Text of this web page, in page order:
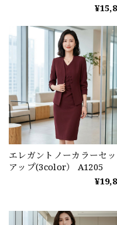
エレガントノーカラーセッ
アップ(3color） A1205